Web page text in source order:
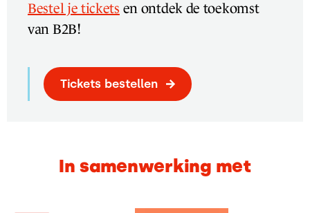
Bestel je tickets en ontdek de toekomst
van B2B!
Tickets bestellen
In samenwerking met